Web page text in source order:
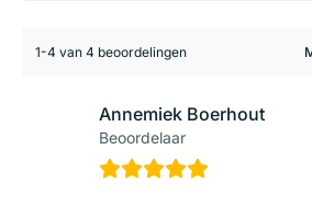
1-4 van 4 beoordelingen
Annemiek Boerhout
Beoordelaar